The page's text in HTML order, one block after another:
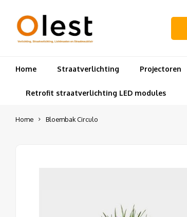
Home Straatverlichting Projectoren
Retrofit straatverlichting LED modules
Home Bloembak Circulo